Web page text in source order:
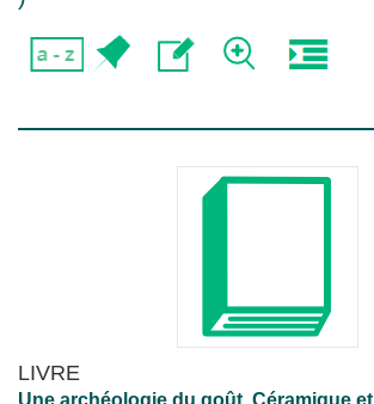
LIVRE
Une archéologie du goût. Céramique et